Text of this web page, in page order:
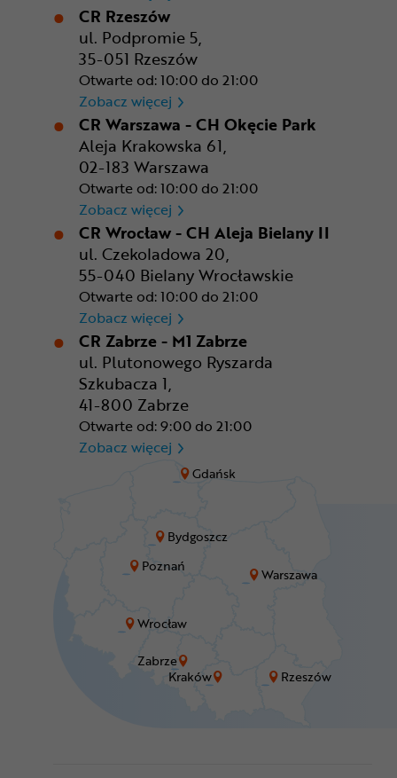
Bydgoszcz
Gdańsk
Kraków
Poznań
Rzeszów
Warszawa
Wrocław
Zabrze
CR Rzeszów
ul. Podpromie 5,
35-051 Rzeszów
Otwarte od: 10:00 do 21:00
Zobacz więcej CR Rzeszów
CR Warszawa - CH Okęcie Park
Aleja Krakowska 61,
02-183 Warszawa
Otwarte od: 10:00 do 21:00
Zobacz więcej CR Warszawa - CH Okęcie
CR Wrocław - CH Aleja Bielany II
ul. Czekoladowa 20,
55-040 Bielany Wrocławskie
Otwarte od: 10:00 do 21:00
Zobacz więcej CR Wrocław - CH Aleja
CR Zabrze - M1 Zabrze
ul. Plutonowego Ryszarda
Szkubacza 1,
41-800 Zabrze
Otwarte od: 9:00 do 21:00
Zobacz więcej CR Zabrze - M1 Zabrze